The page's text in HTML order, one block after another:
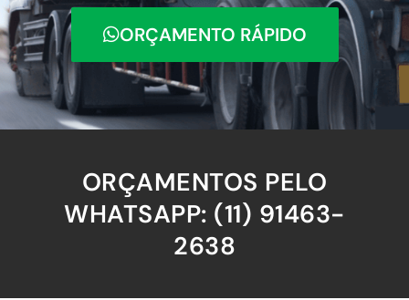
ORÇAMENTO RÁPIDO
ORÇAMENTOS PELO
WHATSAPP: (11) 91463-
2638